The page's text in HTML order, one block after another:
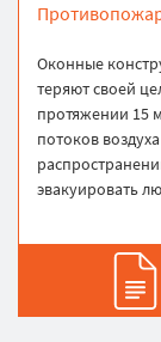
Оконные
теряют своей
протяжении 15
потоков
эвакуировать